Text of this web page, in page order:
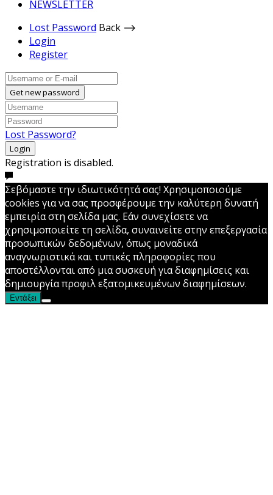
NEWSLETTER
Lost Password Back ⟶
Login
Register
Get new password
Lost Password?
Login
Registration is disabled.
Σεβόμαστε την ιδιωτικότητά σας! Χρησιμοποιούμε
cookies για να σας προσφέρουμε την καλύτερη δυνατή
εμπειρία στη σελίδα μας. Εάν συνεχίσετε να
χρησιμοποιείτε τη σελίδα, συναινείτε στην επεξεργασία
προσωπικών δεδομένων, όπως μοναδικά
αναγνωριστικά και τυπικές πληροφορίες που
αποστέλλονται από μια συσκευή για διαφημίσεις και
δημιουργία προφιλ εξατομικευμένων διαφημίσεων.
Εντάξει